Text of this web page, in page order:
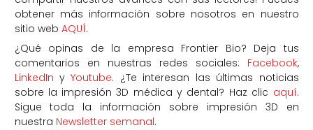
obtener más información sobre nosotros en nuestro
sitio web AQUÍ.
¿Qué opinas de la empresa Frontier Bio? Deja tus
comentarios en nuestras redes sociales: Facebook,
LinkedIn yYoutube. ¿Te interesan las últimas noticias
sobre la impresión 3D médica y dental? Haz clic aquí.
Sigue toda la información sobre impresión 3D en
nuestra Newsletter semanal.